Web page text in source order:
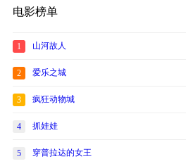
电影榜单
1 山河故人
2 爱乐之城
3 疯狂动物城
4 抓娃娃
5 穿普拉达的女王